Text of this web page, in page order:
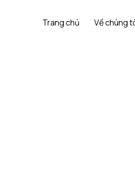
Trang chủ Về chúng